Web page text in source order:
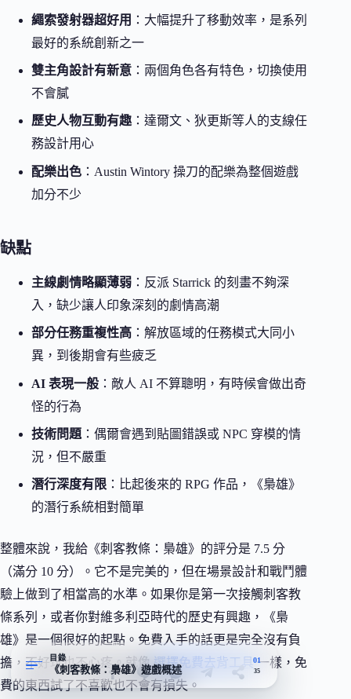
繩索發射器超好用 ：大幅提升了移動效率，是系列
最好的系統創新之一
雙主角設計有新意 ：兩個角色各有特色，切換使用
不會膩
歷史人物互動有趣：達爾文、狄更斯等人的支線任
務設計用心
配樂出色 ：Austin Wintory 操刀的配樂為整個遊戲
加分不少
缺點
主線劇情略顯薄弱 ：反派 Starrick 的刻畫不夠深
入，缺少讓人印象深刻的劇情高潮
部分任務重複性高 ：解放區域的任務模式大同小
異，到後期會有些疲乏
AI 表現一般 ：敵人 AI 不算聰明，有時候會做出奇
怪的行為
技術問題 ：偶爾會遇到貼圖錯誤或 NPC 穿模的情
況，但不嚴重
潛行深度有限 ：比起後來的 RPG 作品，《梟雄》
的潛行系統相對簡單
整體來說，我給《刺客教條：梟雄》的評分是 7.5 分
（滿分 10 分）。它不是完美的，但在場景設計和戰鬥體
驗上做到了相當高的水準。如果你是第一次接觸刺客教
條系列，或者你對維多利亞時代的歷史有興趣，《梟
雄》是一個很好的起點。免費入手的話更是完全沒有負
擔，不好玩也不心疼。就像選擇免費去背工具一樣，免
費的東西試了不喜歡也不會有損失。
目錄
《刺客教條：梟雄》遊戲概述
01
35